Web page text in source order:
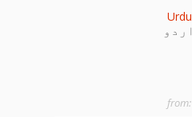
Urdu
اردو